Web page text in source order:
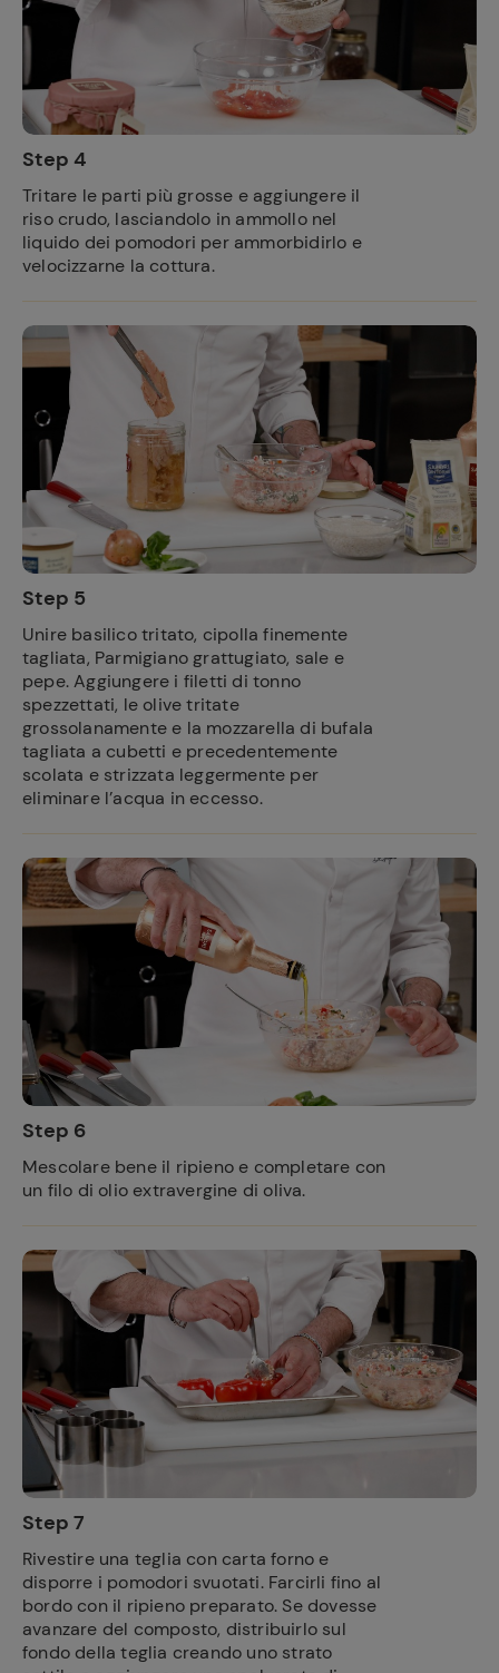
Step 4
Tritare le parti più grosse e aggiungere il
riso crudo, lasciandolo in ammollo nel
liquido dei pomodori per ammorbidirlo e
velocizzarne la cottura.
Step 5
Unire basilico tritato, cipolla finemente
tagliata, Parmigiano grattugiato, sale e
pepe. Aggiungere i filetti di tonno
spezzettati, le olive tritate
grossolanamente e la mozzarella di bufala
tagliata a cubetti e precedentemente
scolata e strizzata leggermente per
eliminare l’acqua in eccesso.
Step 6
Mescolare bene il ripieno e completare con
un filo di olio extravergine di oliva.
Step 7
Rivestire una teglia con carta forno e
disporre i pomodori svuotati. Farcirli fino al
bordo con il ripieno preparato. Se dovesse
avanzare del composto, distribuirlo sul
fondo della teglia creando uno strato